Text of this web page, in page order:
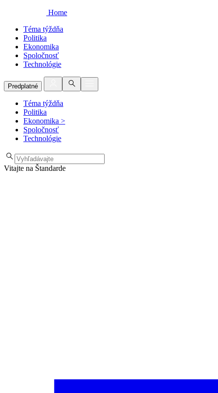
Home
Téma týždňa
Politika
Ekonomika
Spoločnosť
Technológie
Predplatné
Téma týždňa
Politika
Ekonomika >
Spoločnosť
Technológie
Vitajte na Štandarde